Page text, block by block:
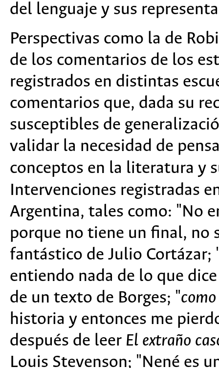
del lenguaje y sus
Perspectivas como la de
de los comentarios de los
registrados en distintas
comentarios que, dada su
susceptibles de
validar la necesidad de
conceptos en la literatura y
Intervenciones registradas
Argentina, tales como: "No
porque no tiene un final, no
fantástico de Julio Cortázar;
entiendo nada de lo que
de un texto de Borges; "
historia y entonces me
después de leer El extraño
Louis Stevenson; "Nené es